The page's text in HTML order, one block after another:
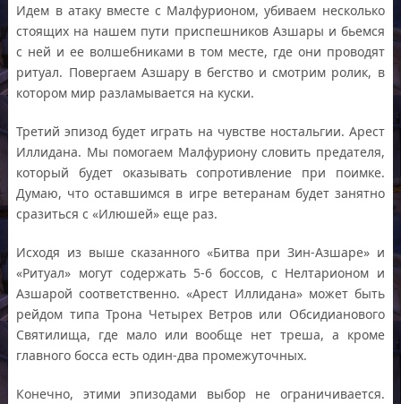
Идем в атаку вместе с Малфурионом, убиваем несколько
стоящих на нашем пути приспешников Азшары и бьемся
с ней и ее волшебниками в том месте, где они проводят
ритуал. Повергаем Азшару в бегство и смотрим ролик, в
котором мир разламывается на куски.
Третий эпизод будет играть на чувстве ностальгии. Арест
Иллидана. Мы помогаем Малфуриону словить предателя,
который будет оказывать сопротивление при поимке.
Думаю, что оставшимся в игре ветеранам будет занятно
сразиться с «Илюшей» еще раз.
Исходя из выше сказанного «Битва при Зин-Азшаре» и
«Ритуал» могут содержать 5-6 боссов, с Нелтарионом и
Азшарой соответственно. «Арест Иллидана» может быть
рейдом типа Трона Четырех Ветров или Обсидианового
Святилища, где мало или вообще нет треша, а кроме
главного босса есть один-два промежуточных.
Конечно, этими эпизодами выбор не ограничивается.